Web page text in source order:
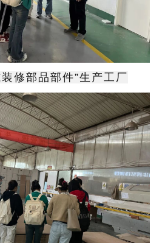
修部品部件”生产工厂